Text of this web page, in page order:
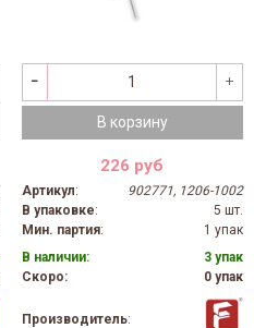
В корзину
226 руб
Артикул:
902771, 1206-1002
В упаковке:
5 шт.
Мин. партия:
1 упак
В наличии:
3 упак
Скоро:
0 упак
Производитель: